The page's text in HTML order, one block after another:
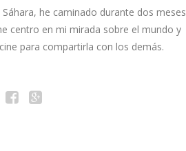
he caminado durante dos meses
centro en mi mirada sobre el mundo y
para compartirla con los demás.